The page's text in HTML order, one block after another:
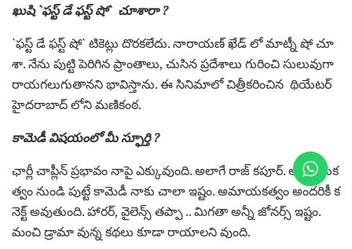
ఖుషి `ఫ‌స్ట్ డే ఫ‌స్ట్ షో` చూశారా ?
`ఫ‌స్ట్ డే ఫ‌స్ట్ షో` టికెట్లు దొరకలేదు. నారాయణ్ ఖేడ్ లో మాట్నీ షో చూ
శా. నేను పుట్టి పెరిగిన ప్రాంతాలు, చుసిన ప్రదేశాలు గురించి సులువుగా
రాయగలుగుతానని భావిస్తాను. ఈ సినిమాలో చిత్రీకరించిన థియేటర్
హైదరాబాద్ లోని మణికంఠ.
కామెడీ విషయంలో మీ స్ఫూర్తి ?
ఛార్లీ చాప్లీన్ ప్రభావం నాపై ఎక్కువుంది. అలాగే రాజ్ కపూర్. అమాయక
త్వం నుండి పుట్టే కామెడీ నాకు చాలా ఇష్టం. అమాయకత్వం అందరికీ క
నెక్ట్ అవుతుంది. హారర్, వైలెన్స్ తప్పా .. మిగతా అన్నీ జోనర్స్ ఇష్టం.
మంచి డ్రామా వున్న కథలు కూడా రాయాలని వుంది.